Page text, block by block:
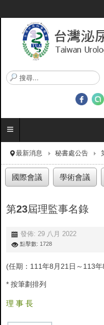
搜
尋
.
最新消息 秘書處公告
國際會議 學術會議
第23屆理監事名錄
發佈: 29 八月 2022
點擊數: 1728
(任期：111年8月21日～113年
* 按筆劃排列
理 事 長